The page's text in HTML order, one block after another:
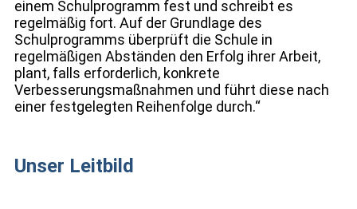
einem Schulprogramm fest und schreibt es
regelmäßig fort. Auf der Grundlage des
Schulprogramms überprüft die Schule in
regelmäßigen Abständen den Erfolg ihrer Arbeit,
plant, falls erforderlich, konkrete
Verbesserungsmaßnahmen und führt diese nach
einer festgelegten Reihenfolge durch.“
Unser Leitbild